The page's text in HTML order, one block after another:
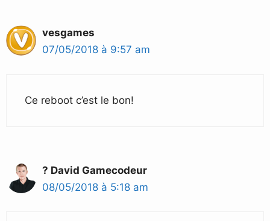
vesgames
07/05/2018 à 9:57 am
Ce reboot c’est le bon!
? David Gamecodeur
08/05/2018 à 5:18 am